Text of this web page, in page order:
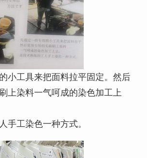
小工具来把面料拉平固定。然后
上染料一气呵成的染色加工上
手工染色一种方式。